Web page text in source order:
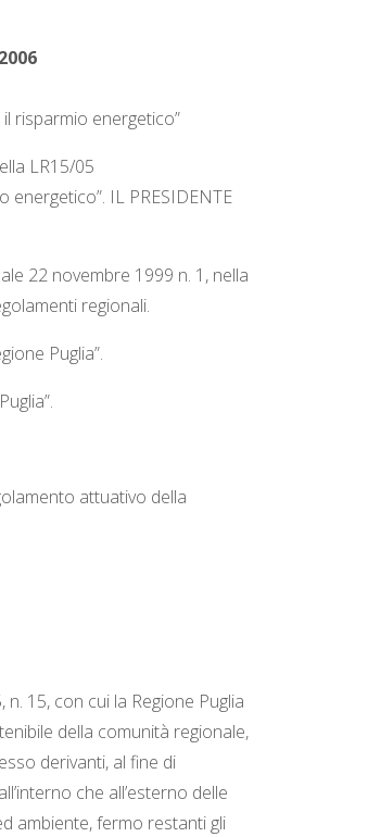
risparmio energetico”
LR15/05
IL PRESIDENTE
22 novembre 1999 n. 1, nella
regionali.
Puglia”.
attuativo della
15, con cui la Regione Puglia
della comunità regionale,
derivanti, al fine di
che all’esterno delle
ambiente, fermo restanti gli